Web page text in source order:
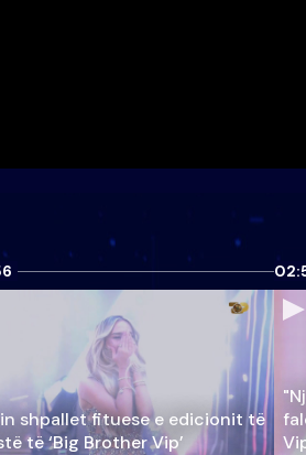
shpallet fituese e edicionit të
të ‘Big Brother Vip’